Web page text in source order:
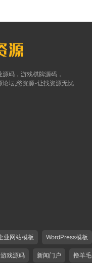
码，游戏棋牌源码，
论坛,愁资源-让找资源无忧
业网站模板 WordPress模板
戏源码 新闻门户 撸羊毛